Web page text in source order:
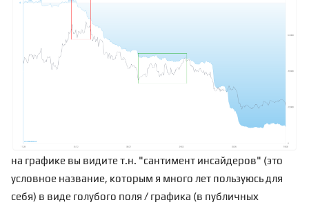
на графике вы видите т.н. "сантимент инсайдеров" (это
условное название, которым я много лет пользуюсь для
себя) в виде голубого поля / графика (в публичных